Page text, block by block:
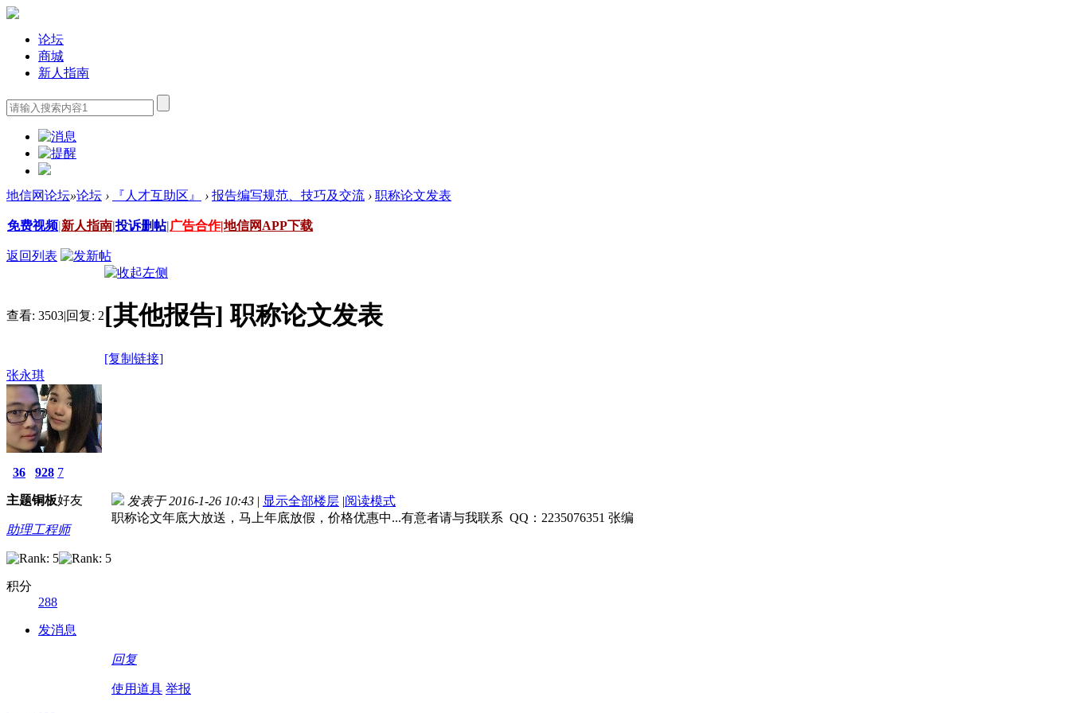
论坛
商城
新人指南
地信网论坛»论坛 › 『人才互助区』 › 报告编写规范、技巧及交流 › 职称论文发表
免费视频|新人指南|投诉删帖|广告合作|地信网APP下载
返回列表
查看: 3503|回复: 2[其他报告]职称论文发表
[复制链接]
张永琪
36
主题
928
铜板
7
好友
助理工程师
积分
288
发消息
发表于 2016-1-26 10:43 | 显示全部楼层 |阅读模式
职称论文年底大放送，马上年底放假，价格优惠中...有意者请与我联系 QQ：2235076351 张编
回复
使用道具 举报